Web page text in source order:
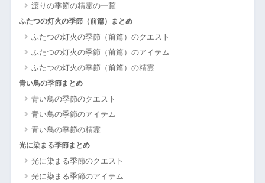
渡りの季節の精霊の一覧
ふたつの灯火の季節（前篇）まとめ
ふたつの灯火の季節（前篇）のクエスト
ふたつの灯火の季節（前篇）のアイテム
ふたつの灯火の季節（前篇）の精霊
青い鳥の季節まとめ
青い鳥の季節のクエスト
青い鳥の季節のアイテム
青い鳥の季節の精霊
光に染まる季節まとめ
光に染まる季節のクエスト
光に染まる季節のアイテム